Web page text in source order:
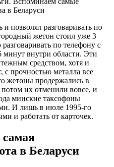
позволял разговаривать по
жетон стоил уже 3
по телефону с
минут внутри области. Эти
средством, хотя и
с прочностью металла все
жетоны продержались в
их отменили вовсе, и
минские таксофоны
И лишь в июле 1995-го
и работать от карточек.
в Беларуси